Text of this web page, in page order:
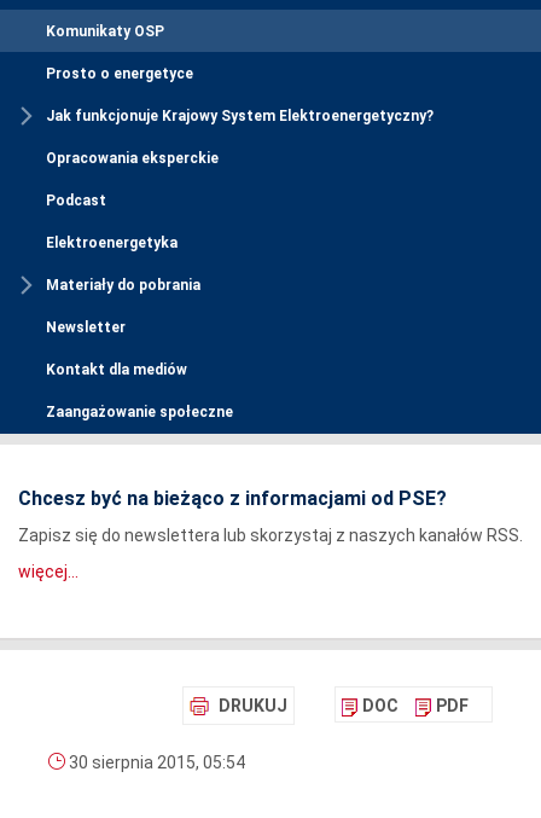
Komunikaty OSP
Prosto o energetyce
Jak funkcjonuje Krajowy System Elektroenergetyczny?
Opracowania eksperckie
Podcast
Elektroenergetyka
Materiały do pobrania
Newsletter
Kontakt dla mediów
Zaangażowanie społeczne
Chcesz być na bieżąco z informacjami od PSE?
Zapisz się do newslettera lub skorzystaj z naszych kanałów RSS.
więcej...
DRUKUJ DOC PDF
30 sierpnia 2015, 05:54